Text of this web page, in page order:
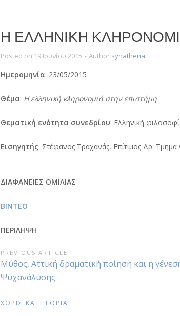
Η ΕΛΛΗΝΙΚΉ
Posted on 19 Ιουνίου 2015 Author synathena
Ημερομηνία: 23/05/2015
Θέμα: Η ελληνική κληρονομιά στην επιστήμη
Θεματική ενότητα συνεδρίου: Ελληνική
Εισηγητής: Στέφανος Τραχανάς, Επίτιμος Δρ.
ΔΙΑΦΑΝΕΙΕΣ ΟΜΙΛΙΑΣ
ΒΙΝΤΕΟ
ΠΕΡΙΛΗΨΗ
ΠΛΟΉΓΗΣΗ
ΆΡΘΡΩΝ
PREVIOUS ARTICLE
Previous
Article:
Μύθος, Αττική δραματική ποίηση και η
Ψυχανάλυσης
ΧΩΡΊΣ ΚΑΤΗΓΟΡΊΑ